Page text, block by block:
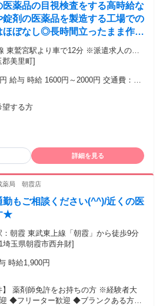
薬品の目視検査をする高時給な
剤の医薬品を製造する工場での
ほぼなし◎長時間立ったまま作業
ん。
駅より車で12分 ※派遣求人のた
どの位置になっております。ご了承く
郡美里町]
給与 時給 1600円～2000円 交通費：交
望する方
詳細を見る
薬局 朝霞店
もご相談ください(^^)/近くの医
★
交通アクセス 最寄駅：朝霞 東武東上線「朝霞」から徒歩9分
埼玉県朝霞市西弁財]
時給1,900円
】 薬剤師免許をお持ちの方 ※経験者大